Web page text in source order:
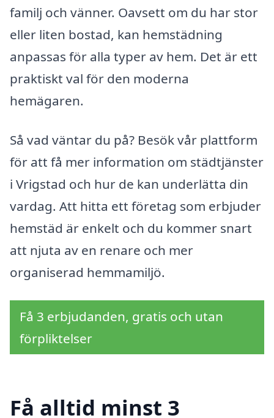
familj och vänner. Oavsett om du har stor
eller liten bostad, kan hemstädning
anpassas för alla typer av hem. Det är ett
praktiskt val för den moderna
hemägaren.
Så vad väntar du på? Besök vår plattform
för att få mer information om städtjänster
i Vrigstad och hur de kan underlätta din
vardag. Att hitta ett företag som erbjuder
hemstäd är enkelt och du kommer snart
att njuta av en renare och mer
organiserad hemmamiljö.
Få 3 erbjudanden, gratis och utan
förpliktelser
Få alltid minst 3